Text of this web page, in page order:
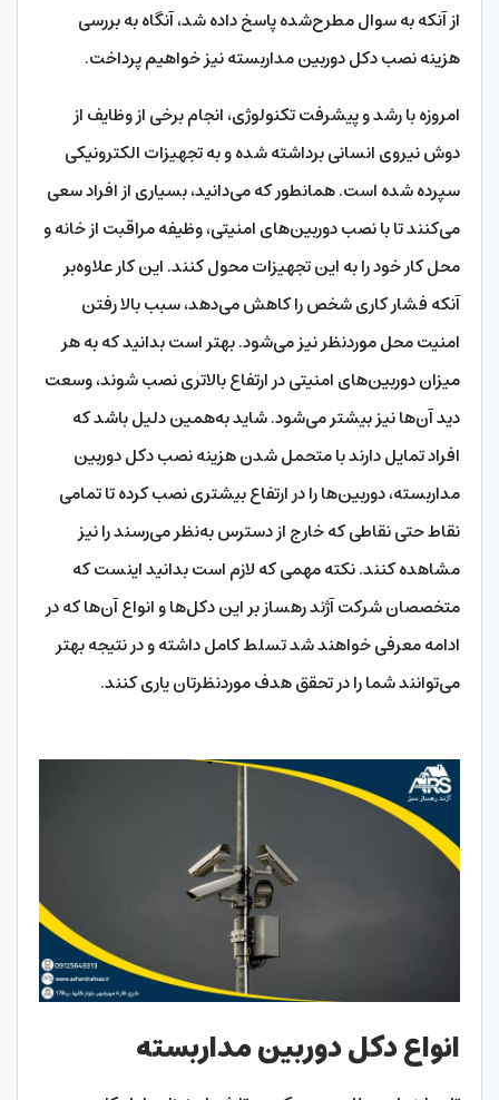
از آنکه به سوال مطرح‌شده پاسخ داده شد، آنگاه به بررسی
هزینه نصب دکل دوربین مداربسته نیز خواهیم پرداخت.
امروزه با رشد و پیشرفت تکنولوژی، انجام برخی از وظایف از
دوش نیروی انسانی برداشته شده و به تجهیزات الکترونیکی
سپرده شده است. همانطور که می‌دانید، بسیاری از افراد سعی
می‌کنند تا با نصب دوربین‌های امنیتی، وظیفه مراقبت از خانه و
محل کار خود را به این تجهیزات محول کنند. این کار علاوه‌بر
آنکه فشار کاری شخص را کاهش می‌دهد، سبب بالا رفتن
امنیت محل موردنظر نیز می‌شود. بهتر است بدانید که به هر
میزان دوربین‌های امنیتی در ارتفاع بالاتری نصب شوند، وسعت
دید آن‌ها نیز بیشتر می‌شود. شاید به‌همین دلیل باشد که
افراد تمایل دارند با متحمل شدن هزینه نصب دکل دوربین
مداربسته، دوربین‌ها را در ارتفاع بیشتری نصب کرده تا تمامی
نقاط حتی نقاطی که خارج از دسترس به‌نظر می‌رسند را نیز
مشاهده کنند. نکته مهمی که لازم است بدانید اینست که
متخصصان شرکت آژند رهساز بر این دکل‌ها و انواع آن‌ها که در
ادامه معرفی خواهند شد تسلط کامل داشته و در نتیجه بهتر
می‌توانند شما را در تحقق هدف موردنظرتان یاری کنند.
انواع دکل دوربین مداربسته